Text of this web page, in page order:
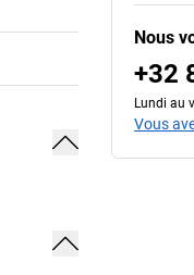
Nous
+32
Lundi au
Vous